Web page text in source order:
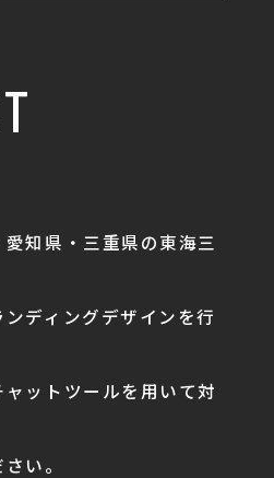
知県・三重県の東海三
ディングデザインを行
ットツールを用いて対
い。